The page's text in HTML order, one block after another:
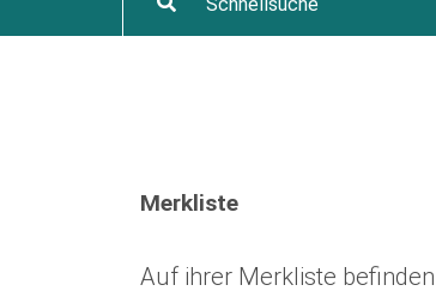
Merkliste
Auf ihrer Merkliste